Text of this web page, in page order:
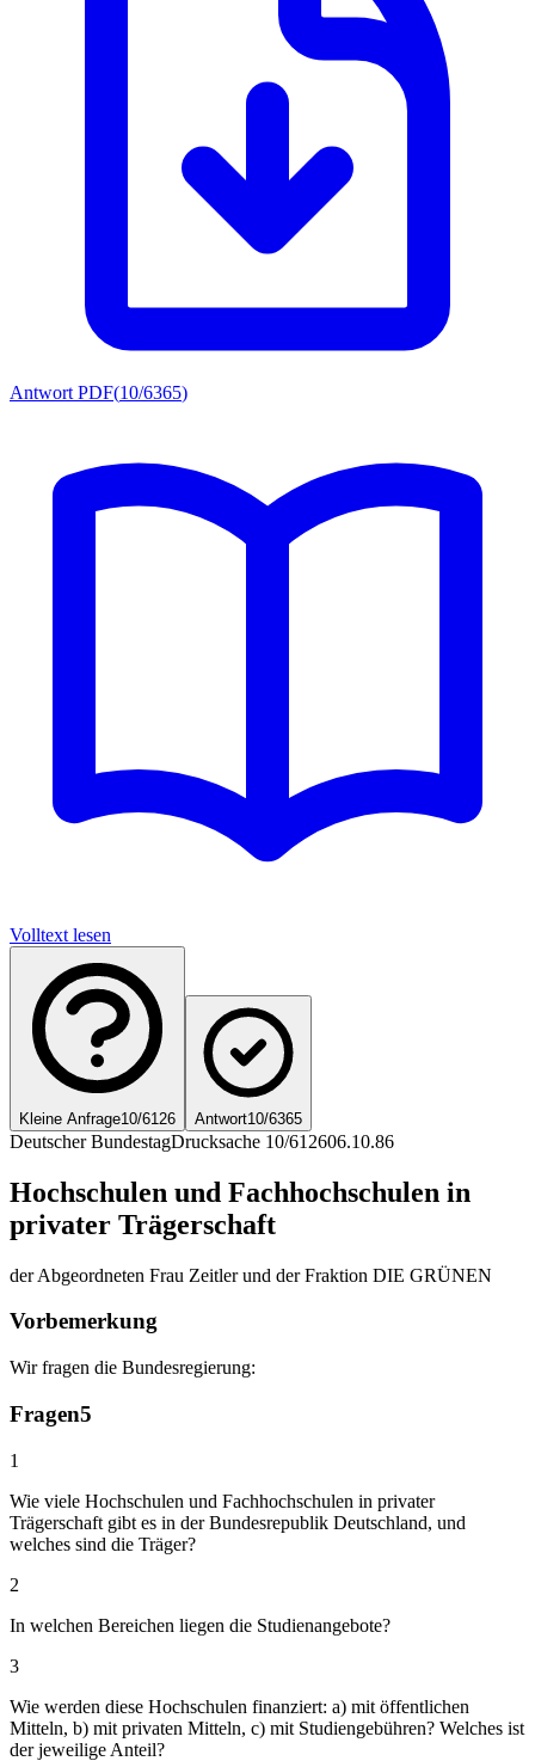
Antwort PDF(10/6365)
Volltext lesen
Kleine Anfrage10/6126 Antwort10/6365
Deutscher BundestagDrucksache 10/612606.10.86
Hochschulen und Fachhochschulen in
privater Trägerschaft
der Abgeordneten Frau Zeitler und der Fraktion DIE GRÜNEN
Vorbemerkung
Wir fragen die Bundesregierung:
Fragen5
1
Wie viele Hochschulen und Fachhochschulen in privater
Trägerschaft gibt es in der Bundesrepublik Deutschland, und
welches sind die Träger?
2
In welchen Bereichen liegen die Studienangebote?
3
Wie werden diese Hochschulen finanziert: a) mit öffentlichen
Mitteln, b) mit privaten Mitteln, c) mit Studiengebühren? Welches ist
der jeweilige Anteil?